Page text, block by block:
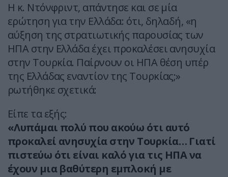
Η κ. Ντόνφριντ, απάντησε και σε μία
ερώτηση για την Ελλάδα: ότι, δηλαδή, «η
αύξηση της στρατιωτικής παρουσίας των
ΗΠΑ στην Ελλάδα έχει προκαλέσει ανησυχία
στην Τουρκία. Παίρνουν οι ΗΠΑ θέση υπέρ
της Ελλάδας εναντίον της Τουρκίας;»
ρωτήθηκε σχετικά:
Είπε τα εξής:
«Λυπάμαι πολύ που ακούω ότι αυτό
προκαλεί ανησυχία στην Τουρκία… Γιατί
πιστεύω ότι είναι καλό για τις ΗΠΑ να
έχουν μια βαθύτερη εμπλοκή με